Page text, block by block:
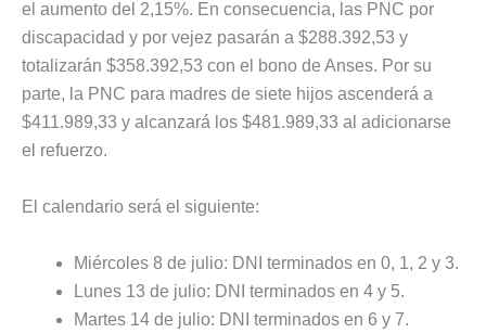
el aumento del 2,15%. En consecuencia, las PNC por
discapacidad y por vejez pasarán a $288.392,53 y
totalizarán $358.392,53 con el bono de Anses. Por su
parte, la PNC para madres de siete hijos ascenderá a
$411.989,33 y alcanzará los $481.989,33 al adicionarse
el refuerzo.
El calendario será el siguiente:
Miércoles 8 de julio: DNI terminados en 0, 1, 2 y 3.
Lunes 13 de julio: DNI terminados en 4 y 5.
Martes 14 de julio: DNI terminados en 6 y 7.